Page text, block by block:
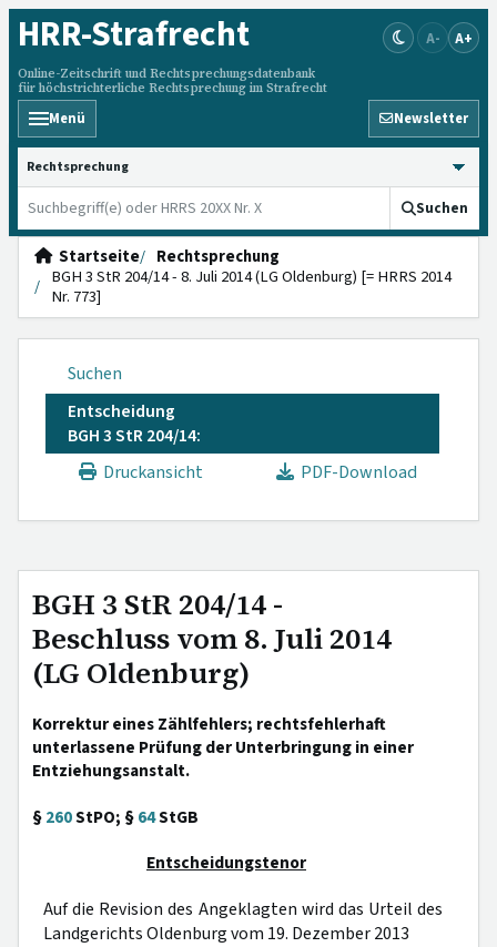
HRR-Strafrecht
Online-Zeitschrift und Rechtsprechungsdatenbank
für höchstrichterliche Rechtsprechung im Strafrecht
A- A+
Menü Newsletter
HRRS durchsuchen
Suchen
Startseite
Rechtsprechung
BGH 3 StR 204/14 - 8. Juli 2014 (LG Oldenburg) [= HRRS 2014
Nr. 773]
Suchen
Entscheidung
BGH 3 StR 204/14:
Druckansicht
PDF-Download
BGH 3 StR 204/14 -
Beschluss vom 8. Juli 2014
(LG Oldenburg)
Korrektur eines Zählfehlers; rechtsfehlerhaft
unterlassene Prüfung der Unterbringung in einer
Entziehungsanstalt.
§260StPO; §64StGB
Entscheidungstenor
Auf die Revision des Angeklagten wird das Urteil des
Landgerichts Oldenburg vom 19. Dezember 2013